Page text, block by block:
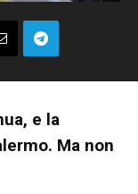
e la
Ma non